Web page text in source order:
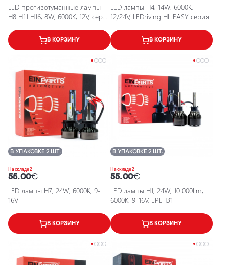
LED противотуманные лампы
H8 H11 H16, 8W, 6000K, 12V, серия
В КОРЗИНУ
LED лампы H4, 14W, 6000K,
12/24V, LEDriving HL EASY серия
В КОРЗИНУ
На складе 2
В УПАКОВКЕ 2 ШТ.
55.00€
LED лампы H7, 24W, 6000K, 9-
16V
В КОРЗИНУ
На складе 2
В УПАКОВКЕ 2 ШТ.
55.00€
LED лампы H1, 24W, 10 000Lm,
6000K, 9-16V, EPLH31
В КОРЗИНУ